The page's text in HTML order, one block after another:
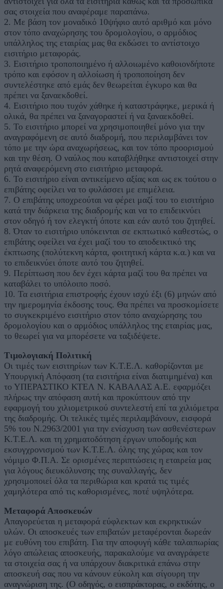
σας στοιχεία που αναφέραμε παραπάνω.
2. Με βάση τον μοναδικό 10ψήφιο αυτό αριθμό και μόνο
στον τόπο αναχώρησης του δρομολογίου, ο αρμόδιος
υπάλληλος της εταιρίας μας θα εκδώσει το αντίστοιχο
εισιτήριο μεταφοράς.
3. Εισιτήριο τροποποιημένο ή αλλοιωμένο καθοιονδήποτε
τρόπο και εφόσον η αλλοίωση ή τροποποίηση δεν
συντελέστηκε από εμάς δεν θεωρείται έγκυρο και θα
πρέπει να ξαναεκδοθεί.
4. Εισιτήριο που τυχόν χάθηκε ή καταστράφηκε, μερικά ή
ολικά, θα πρέπει να ξαναγοραστεί ή να ξαναεκδοθεί.
5. Το εισιτήριο μπορεί να χρησιμοποιηθεί μόνο για την
αναγραφόμενη σε αυτό διαδρομή, που περιλαμβάνει τον
τόπο με την ώρα αναχωρήσεως, και τον τόπο προορισμού
και την θέση. Ο ναύλος που καταβλήθηκε αντιστοιχεί στην
ρητά αναφερόμενη στο εισιτήριο μεταφορά.
6. Το εισιτήριο είναι αντικείμενο αξίας και ως εκ τούτου ο
επιβάτης οφείλει να το φυλάσσει με επιμέλεια.
7. Ο επιβάτης υποχρεούται να φέρει μαζί του το εισιτήριο
κατά την διάρκεια της διαδρομής και να το επιδεικνύει
στον οδηγό ή τον ελεγκτή όποτε και εάν αυτό του ζητηθεί.
8. Όταν το εισιτήριο υπόκεινται σε εκπτωτικό καθεστώς, ο
επιβάτης οφείλει να έχει μαζί του το αποδεικτικό της
έκπτωσης (πολύτεκνη κάρτα, φοιτητική κάρτα κ.α.) και να
το επιδεικνύει όποτε αυτό του ζητηθεί.
9. Περίπτωση που δεν έχει κάρτα μαζί του θα πρέπει να
καταβάλει το υπόλοιπο ποσό.
10. Τα εισιτήρια επιστροφής έχουν ισχύ έξι (6) μηνών από
την ημερομηνία έκδοσης τους. Θα πρέπει να προσκομίσετε
το συγκεκριμένο εισιτήριο στον τόπο αναχώρησης του
δρομολογίου και ο αρμόδιος υπάλληλος της εταιρίας μας,
το θεωρεί για να μπορέσετε να ταξιδέψετε.
Τιμολογιακή Πολιτική
Οι τιμές των εισιτηρίων των Κ.Τ.Ε.Λ. καθορίζονται με
Υπουργική Απόφαση (τα εισιτήρια είναι διατιμημένα) και
το ΥΠΕΡΑΣΤΙΚΟ ΚΤΕΛ Ν. ΚΑΒΑΛΑΣ Α.Ε. εφαρμόζει
πλήρως την απόφαση αυτή και προκύπτουν από την
εφαρμογή του χιλιομετρικού συντελεστή επί τα χιλιόμετρα
της διαδρομής. Οι τελικές τιμές περιλαμβάνουν, εισφορά
5% του Ν.2963/2001 για την ενίσχυση των ασθενέστερων
Κ.Τ.Ε.Λ. και τη χρηματοδότηση έργων υποδομής και
εκσυγχρονισμού των Κ.Τ.Ε.Λ. όλης της χώρας και τον
νόμιμο Φ.Π.Α. Σε ορισμένες περιπτώσεις η εταιρεία μας
για λόγους διευκόλυνσης της συναλλαγής, δεν
χρησιμοποιεί όλα τα περιθώρια και κρατά τις τιμές
χαμηλότερα από τις καθορισμένες, ποτέ υψηλότερα.
Μεταφορά Αποσκευών
Απαγορεύεται η μεταφορά εύφλεκτων και εκρηκτικών
υλών. Οι αποσκευές των επιβατών μεταφέρονται δωρεάν
με ευθύνη του επιβάτη. Για την αποφυγή κάθε ταλαιπωρίας
λόγο απώλειας αποσκευής, παρακαλούμε να αναγράφετε
τα στοιχεία σας ή να υπάρχουν διακριτικά επάνω στην
αποσκευή σας που να κάνουν εύκολη και σίγουρη την
αναγνώριση της. (Ο οδηγός, ο εισπράκτορας, ο εκδότης, ο